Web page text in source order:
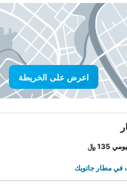
اعرض على الخريطة
135 ﷼
في مطار جاتويك